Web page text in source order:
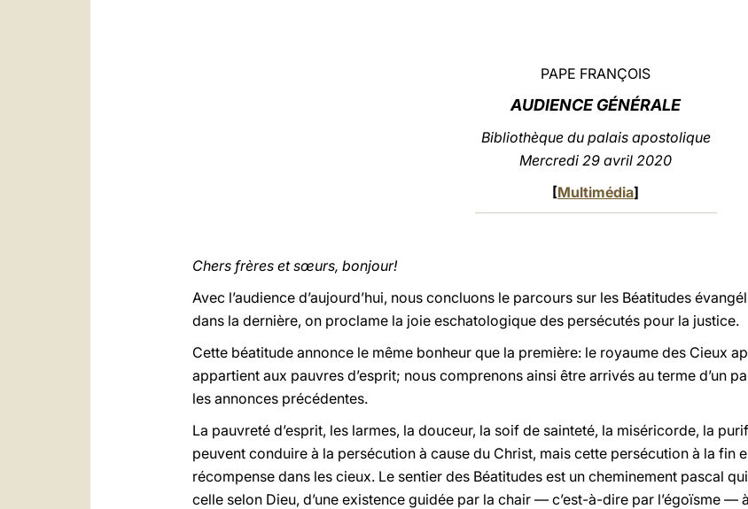
PAPE FRANÇOIS
AUDIENCE GÉNÉRALE
Bibliothèque du palais apostolique
Mercredi 29 avril 2020
[Multimédia]
Chers frères et sœurs, bonjour!
Avec l’audience d’aujourd’hui, nous concluons le parcours sur les Béatitudes
dans la dernière, on proclame la joie eschatologique des persécutés pour la justice.
Cette béatitude annonce le même bonheur que la première: le royaume des Cieux
appartient aux pauvres d’esprit; nous comprenons ainsi être arrivés au terme d’un
les annonces précédentes.
La pauvreté d’esprit, les larmes, la douceur, la soif de sainteté, la miséricorde, la
peuvent conduire à la persécution à cause du Christ, mais cette persécution à la fin
récompense dans les cieux. Le sentier des Béatitudes est un cheminement pascal
celle selon Dieu, d’une existence guidée par la chair — c’est-à-dire par l’égoïsme —